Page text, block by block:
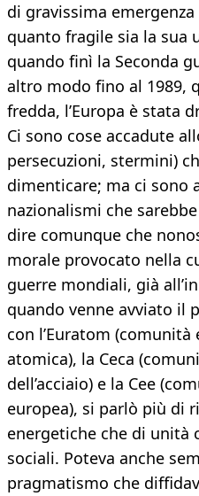
di gravissima
quanto fragile sia la sua
quando finì la Seconda
altro modo fino al 1989,
fredda, l’Europa è stata
Ci sono cose accadute
persecuzioni, stermini)
dimenticare; ma ci sono
nazionalismi che
dire comunque che
morale provocato nella
guerre mondiali, già
quando venne avviato il
con l’Euratom (comunità
atomica), la Ceca
dell’acciaio) e la Cee
europea), si parlò più di
energetiche che di unità
sociali. Poteva anche
pragmatismo che